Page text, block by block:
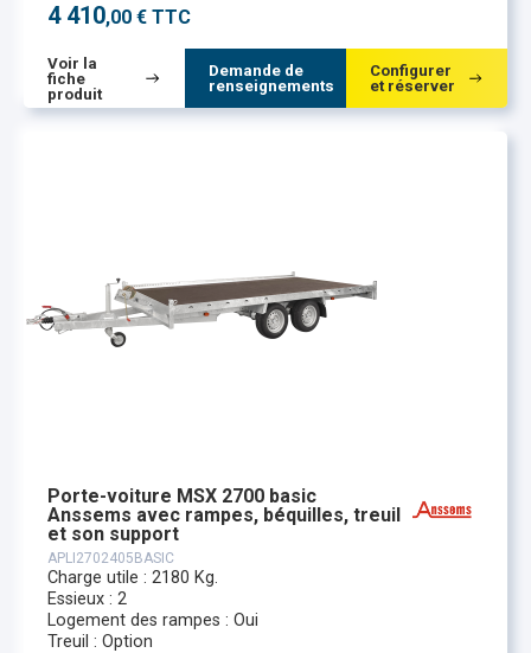
4 410,00 € TTC
Voir la
fiche
produit
Demande de
renseignements
Configurer
et réserver
Porte-voiture MSX 2700 basic
Anssems avec rampes, béquilles, treuil
et son support
APLI2702405BASIC
Charge utile : 2180 Kg.
Essieux : 2
Logement des rampes : Oui
Treuil : Option